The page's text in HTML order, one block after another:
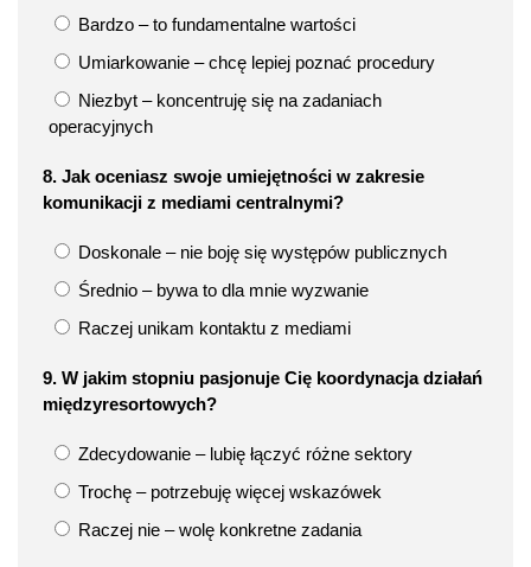
Bardzo – to fundamentalne wartości
Umiarkowanie – chcę lepiej poznać procedury
Niezbyt – koncentruję się na zadaniach
operacyjnych
8. Jak oceniasz swoje umiejętności w zakresie
komunikacji z mediami centralnymi?
Doskonale – nie boję się występów publicznych
Średnio – bywa to dla mnie wyzwanie
Raczej unikam kontaktu z mediami
9. W jakim stopniu pasjonuje Cię koordynacja działań
międzyresortowych?
Zdecydowanie – lubię łączyć różne sektory
Trochę – potrzebuję więcej wskazówek
Raczej nie – wolę konkretne zadania